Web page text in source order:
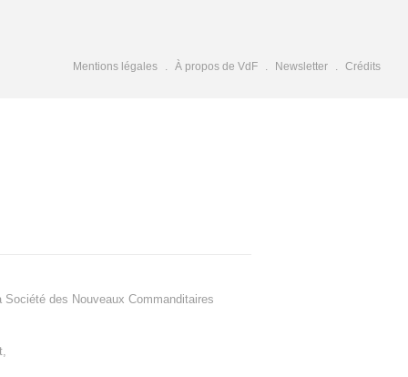
Mentions légales À propos de VdF Newsletter Crédits
Société des Nouveaux Commanditaires
,